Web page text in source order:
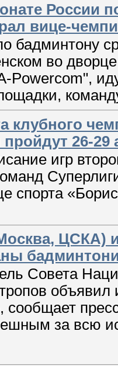
России
вице-
бадминтону
во
Powercom",
клубного
26-29
игр
спорта
ЦСКА)
Совета
объявил
сообщает
за всю